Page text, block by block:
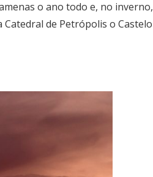
o ano todo e, no inverno,
de Petrópolis o Castelo